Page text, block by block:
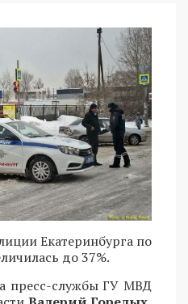
Екатеринбурга по
до 37%.
пресс-службы ГУ МВД